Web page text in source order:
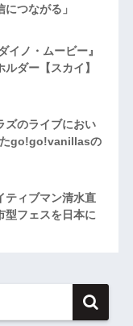
つながる」
イノ・ムービー』
ダー【スカイ】
ズのライブにおい
go!go!vanillasの
ティブマン清水直
型フェスを日本に